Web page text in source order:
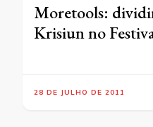
Moretools:
Krisiun no
28 DE JULHO DE 2011